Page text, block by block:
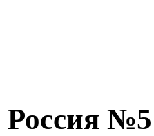
Россия №5